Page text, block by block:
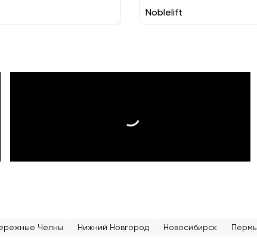
Noblelift
Челны Нижний Новгород Новосибирск Пермь